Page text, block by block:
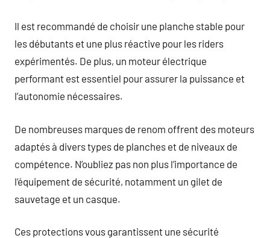
Il est recommandé de choisir une planche stable pour
les débutants et une plus réactive pour les riders
expérimentés. De plus, un moteur électrique
performant est essentiel pour assurer la puissance et
l’autonomie nécessaires.
De nombreuses marques de renom offrent des moteurs
adaptés à divers types de planches et de niveaux de
compétence. N’oubliez pas non plus l’importance de
l’équipement de sécurité, notamment un gilet de
sauvetage et un casque.
Ces protections vous garantissent une sécurité